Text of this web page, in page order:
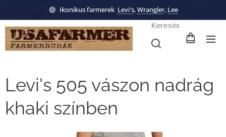
Ikonikus farmerek Levi's,Wrangler, Lee
Keresés
Levi's 505 vászon nadrág
khaki színben